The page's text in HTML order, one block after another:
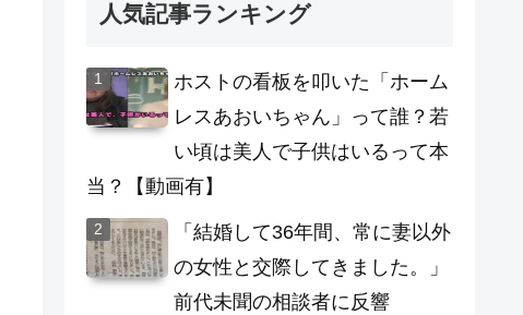
人気記事ランキング
ホストの看板を叩いた「ホーム
レスあおいちゃん」って誰？若
い頃は美人で子供はいるって本
当？【動画有】
「結婚して36年間、常に妻以外
の女性と交際してきました。」
前代未聞の相談者に反響